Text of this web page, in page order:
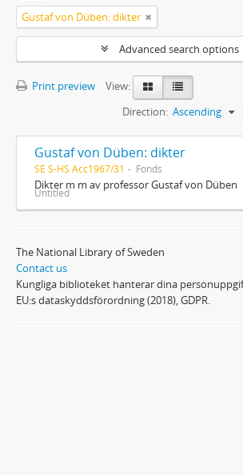
Gustaf von Düben: dikter
Advanced search options
Print preview
View:
Direction: Ascending
Gustaf von Düben: dikter
SE S-HS Acc1967/31 Fonds
Dikter m m av professor Gustaf von Düben
Untitled
The National Library of Sweden
Contact us
Kungliga biblioteket hanterar dina
EU:s dataskyddsförordning (2018), GDPR.